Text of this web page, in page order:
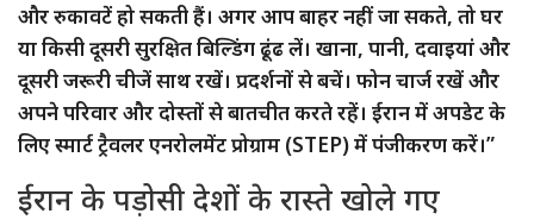
और रुकावटें हो सकती हैं। अगर आप बाहर नहीं जा सकते, तो घर
या किसी दूसरी सुरक्षित बिल्डिंग ढूंढ लें। खाना, पानी, दवाइयां और
दूसरी जरूरी चीजें साथ रखें। प्रदर्शनों से बचें। फोन चार्ज रखें और
अपने परिवार और दोस्तों से बातचीत करते रहें। ईरान में अपडेट के
लिए स्मार्ट ट्रैवलर एनरोलमेंट प्रोग्राम (STEP) में पंजीकरण करें।”
ईरान के पड़ोसी देशों के रास्ते खोले गए